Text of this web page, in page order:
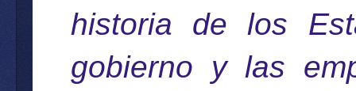
historia de los
gobierno y las